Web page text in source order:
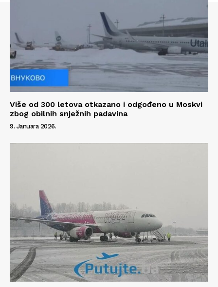
Više od 300 letova otkazano i odgođeno u Moskvi
zbog obilnih snježnih padavina
9. Januara 2026.